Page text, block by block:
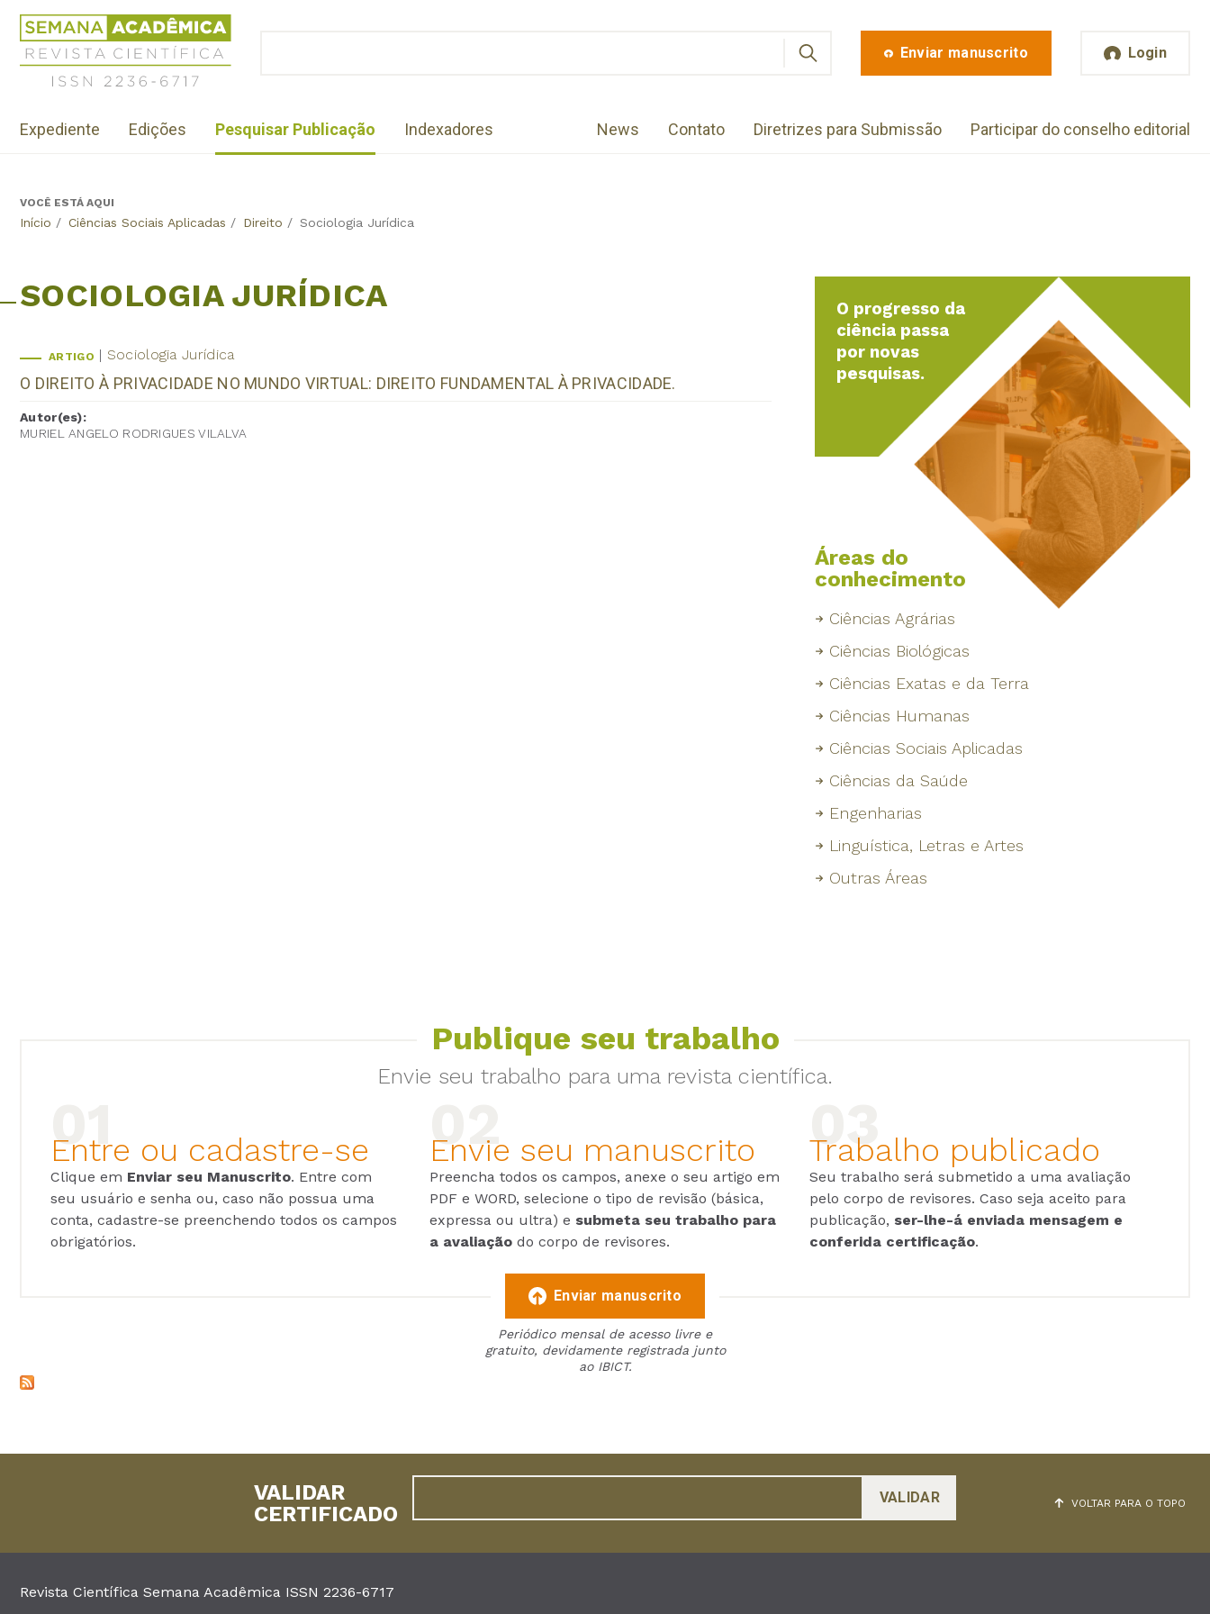
Jump
navigation
Revista
Científica
Semana
Acadêmica
2236-
Enviar manuscrito Login
Menu
institutional
Expediente Edições Pesquisar Publicação Indexadores News Contato Diretrizes para Submissão Participar do conselho editorial
BackVOCÊ ESTÁ AQUI
Início / Ciências Sociais Aplicadas / Direito / Sociologia Jurídica
SOCIOLOGIA JURÍDICA
ARTIGO Sociologia Jurídica
O DIREITO À PRIVACIDADE NO MUNDO VIRTUAL: DIREITO FUNDAMENTAL À PRIVACIDADE.
Autor(es):
MURIEL ANGELO RODRIGUES VILALVA
O progresso da
ciência passa
por novas
pesquisas.
Áreas do
conhecimento
Ciências Agrárias
Ciências Biológicas
Ciências Exatas e da Terra
Ciências Humanas
Ciências Sociais Aplicadas
Ciências da Saúde
Engenharias
Linguística, Letras e Artes
Outras Áreas
Publique seu trabalho
Envie seu trabalho para uma revista científica.
Entre ou cadastre-se
Clique em Enviar seu Manuscrito. Entre com
seu usuário e senha ou, caso não possua uma
conta, cadastre-se preenchendo todos os campos
obrigatórios.
Envie seu manuscrito
Preencha todos os campos, anexe o seu artigo em
PDF e WORD, selecione o tipo de revisão (básica,
expressa ou ultra) e submeta seu trabalho para
a avaliação do corpo de revisores.
Trabalho publicado
Seu trabalho será submetido a uma avaliação
pelo corpo de revisores. Caso seja aceito para
publicação, ser-lhe-á enviada mensagem e
conferida certificação.
Enviar manuscrito
Periódico mensal de acesso livre e
gratuito, devidamente registrada junto
ao IBICT.
VOLTAR PARA O TOPO
VALIDAR
CERTIFICADO
Revista Científica Semana Acadêmica ISSN 2236-6717